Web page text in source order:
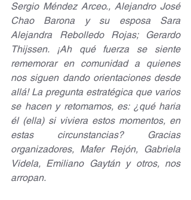
Sergio Méndez Arceo., Alejandro José
Chao Barona y su esposa Sara
Alejandra Rebolledo Rojas; Gerardo
Thijssen. ¡Ah qué fuerza se siente
rememorar en comunidad a quienes
nos siguen dando orientaciones desde
allá! La pregunta estratégica que varios
se hacen y retomamos, es: ¿qué haria
él (ella) si viviera estos momentos, en
estas circunstancias? Gracias
organizadores, Mafer Rejón, Gabriela
Videla, Emiliano Gaytán y otros, nos
arropan.